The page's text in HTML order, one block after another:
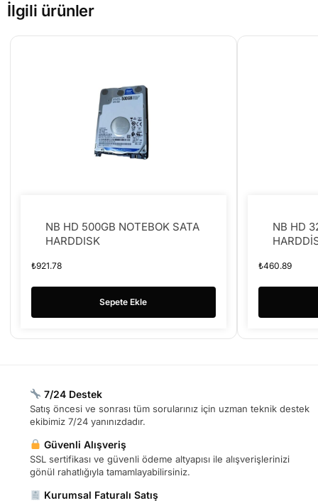
İlgili ürünler
NB HD 500GB NOTEBOK SATA
HARDDISK
₺921.78
Sepete Ekle
NB HD
₺460.89
7/24 Destek
Satış öncesi ve sonrası tüm sorularınız için uzman teknik destek
ekibimiz 7/24 yanınızdadır.
Güvenli Alışveriş
SSL sertifikası ve güvenli ödeme altyapısı ile alışverişlerinizi
gönül rahatlığıyla tamamlayabilirsiniz.
Kurumsal Faturalı Satış